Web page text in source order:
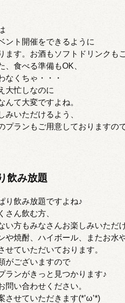
ント開催をできるように
ます。お酒もソフトドリンクも
、食べる準備もOK、
なくちゃ・・・
大忙しなのに
んて大変ですよね。
みいただけるよう、
プランもご用意しておりますの
飲み放題
り飲み放題ですよね♪
さん飲む方、
い方もみなさんお楽しみいただ
や焼酎、ハイボール、またお水
せていただいております。
がございますので
ランがきっと見つかります♪
問い合わせください。
させていただきます(*’ω’*)